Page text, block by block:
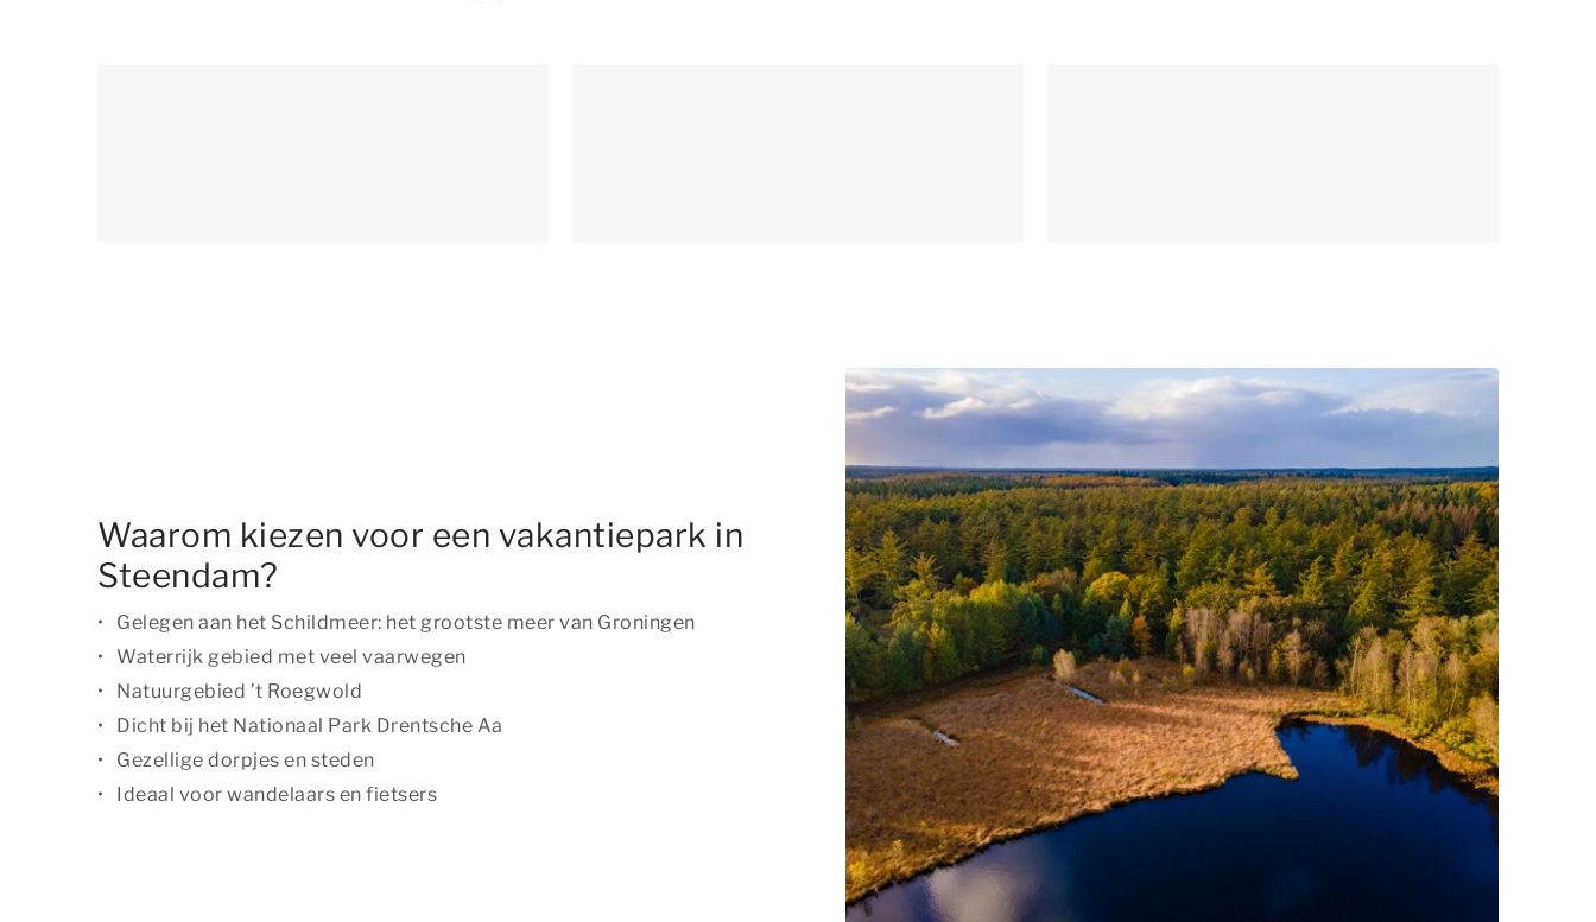
Waarom kiezen voor een vakantiepark in
Steendam?
Gelegen aan het Schildmeer: het grootste meer van Groningen
Waterrijk gebied met veel vaarwegen
Natuurgebied ’t Roegwold
Dicht bij het Nationaal Park Drentsche Aa
Gezellige dorpjes en steden
Ideaal voor wandelaars en fietsers